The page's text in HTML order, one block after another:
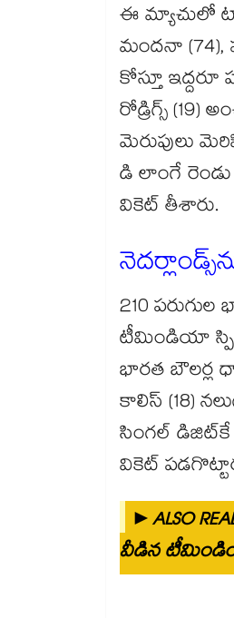
ఈ మ్యాచులో
మందనా (74),
కోస్తూ
రోడ్రిగ్స్ (19)
మెరుపులు
డి లాంగే
వికెట్ తీశారు.
210 పరుగుల
టీమిండియా
భారత బౌలర్ల
కాలిస్ (18)
సింగల్ డిజిట్‎కే
వికెట్
►ALSO
వీడిన